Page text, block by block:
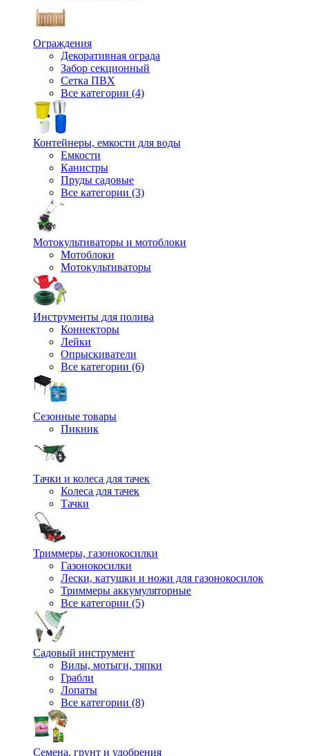
Ограждения
Декоративная ограда
Забор секционный
Сетка ПВХ
Все категории (4)
Контейнеры, емкости для воды
Емкости
Канистры
Пруды садовые
Все категории (3)
Мотокультиваторы и мотоблоки
Мотоблоки
Мотокультиваторы
Инструменты для полива
Коннекторы
Лейки
Опрыскиватели
Все категории (6)
Сезонные товары
Пикник
Тачки и колеса для тачек
Колеса для тачек
Тачки
Триммеры, газонокосилки
Газонокосилки
Лески, катушки и ножи для газонокосилок
Триммеры аккумуляторные
Все категории (5)
Садовый инструмент
Вилы, мотыги, тяпки
Грабли
Лопаты
Все категории (8)
Семена, грунт и удобрения